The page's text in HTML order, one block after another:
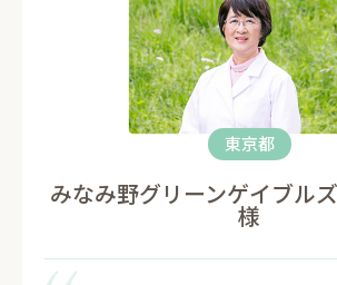
東京都
みなみ野グリーンゲイブル
様